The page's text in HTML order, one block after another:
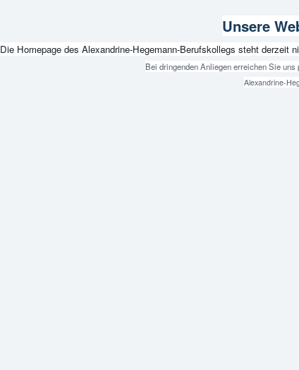
Unsere
Die Homepage des Alexandrine-Hegemann-Berufskollegs steht derzeit
Bei dringenden Anliegen erreichen Sie
Alexandrine-